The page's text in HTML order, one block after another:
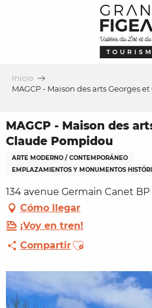
Inicio
MAGCP - Maison des arts Georges
MAGCP - Maison des
Claude Pompidou
ARTE MODERNO / CONTEMPORÁNEO
EMPLAZAMIENTOS Y MONUMENTOS
134 avenue Germain Canet BP
Cómo llegar
¡Voy en tren!
CompartirAjouter aux favoris